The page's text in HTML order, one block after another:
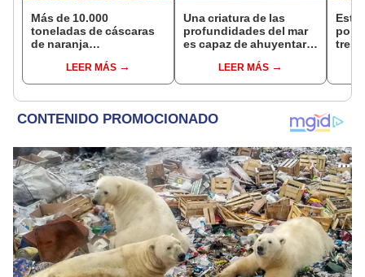
Más de 10.000
toneladas de cáscaras
de naranja
ecosistema de Costa
Rica: 16 años después,
LEER MÁS
Una criatura de las
profundidades del mar
es capaz de ahuyentar
LEER MÁS
Este
tres